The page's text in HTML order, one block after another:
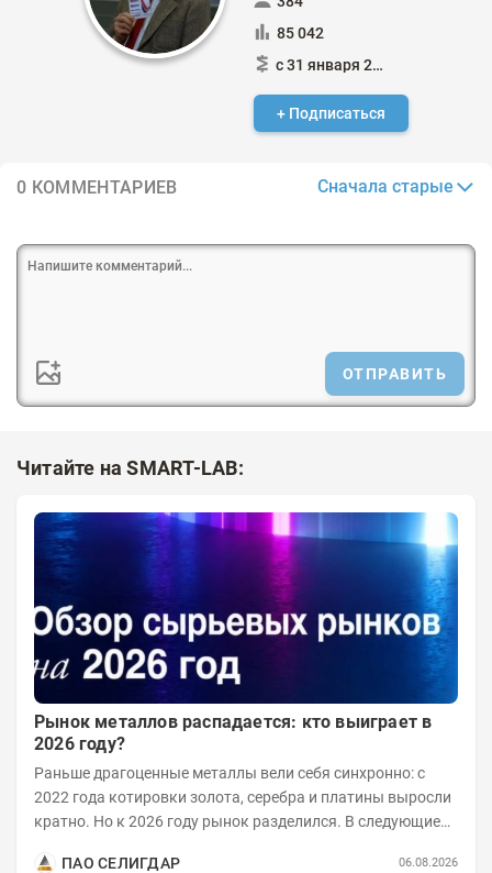
85 042
с 31 января 2015
+ Подписаться
0 КОММЕНТАРИЕВ Сначала старые
ОТПРАВИТЬ
Читайте на SMART-LAB:
Рынок металлов распадается: кто выиграет в
2026 году?
Раньше драгоценные металлы вели себя синхронно: с
2022 года котировки золота, серебра и платины выросли
кратно. Но к 2026 году рынок разделился. В следующие
ПАО СЕЛИГДАР
06.08.2026